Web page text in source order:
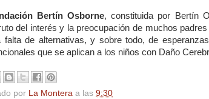
Bertín Osborne, constituida por Bertín
del interés y la preocupación de muchos
falta de alternativas, y sobre todo, de
que se aplican a los niños con Daño
por La Montera a las 9:30